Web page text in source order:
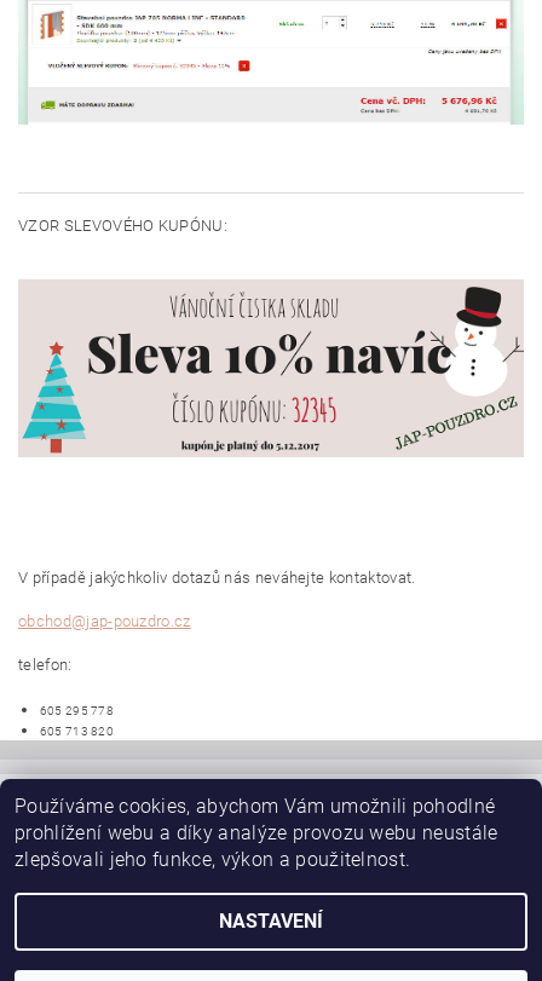
VZOR SLEVOVÉHO KUPÓNU:
V případě jakýchkoliv dotazů nás neváhejte kontaktovat.
obchod@jap-pouzdro.cz
telefon:
605 295 778
605 713 820
JAP-POUZDRO.CZ - mainpage | JAP skryté zárubně AKTIVE EMOTIVE
| SAPELI posuvné dveře do pouzdra JAP | Schody, schodiště |
W-Půdní schody | JAP nerezové zábradlí
Stavební pouzdro pro sádrokarton STANDARD
2026 ©JAP-POUZDRO.CZ, všechna práva vyhrazena
Používáme cookies, abychom Vám umožnili pohodlné
prohlížení webu a díky analýze provozu webu neustále
zlepšovali jeho funkce, výkon a použitelnost.
NASTAVENÍ